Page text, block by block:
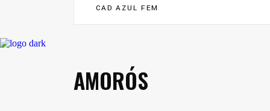
CAD AZUL FEM
AMORÓS